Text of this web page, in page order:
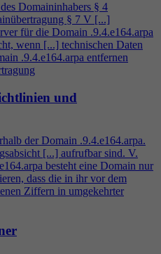
Domaininhabers § 4
§ 7 V [...]
für die Domain .9.4.e164.arpa
wenn [...] technischen Daten
.9.4.e164.arpa entfernen
und
der Domain .9.4.e164.arpa.
[...] aufrufbar sind. V.
besteht eine Domain nur
dass die in ihr vor dem
Ziffern in umgekehrter